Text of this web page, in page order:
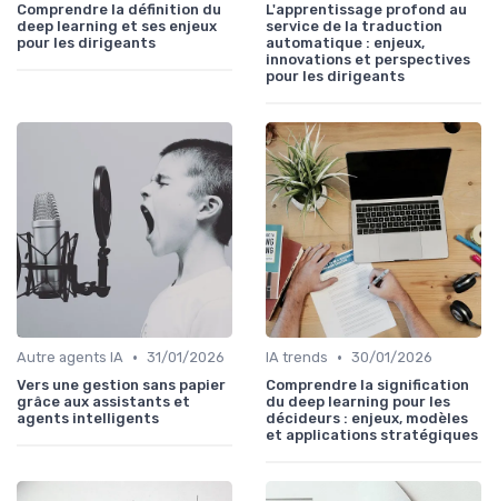
Comprendre la définition du
deep learning et ses enjeux
pour les dirigeants
L'apprentissage profond au
service de la traduction
automatique : enjeux,
innovations et perspectives
pour les dirigeants
Autre agents IA • 31/01/2026
Vers une gestion sans papier
grâce aux assistants et
agents intelligents
IA trends • 30/01/2026
Comprendre la signification
du deep learning pour les
décideurs : enjeux, modèles
et applications stratégiques